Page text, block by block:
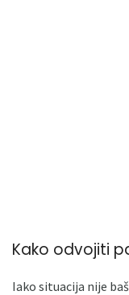
Kako odvojiti
Iako situacija nije